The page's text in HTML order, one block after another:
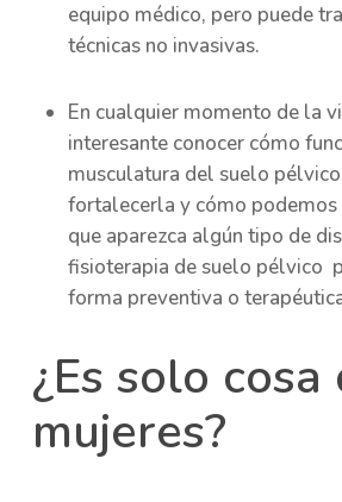
equipo médico, pero puede
técnicas no invasivas.
En cualquier momento de la
interesante conocer cómo
musculatura del suelo
fortalecerla y cómo podemos
que aparezca algún tipo de
fisioterapia de suelo pélvico
forma preventiva o
¿Es solo cosa
mujeres?